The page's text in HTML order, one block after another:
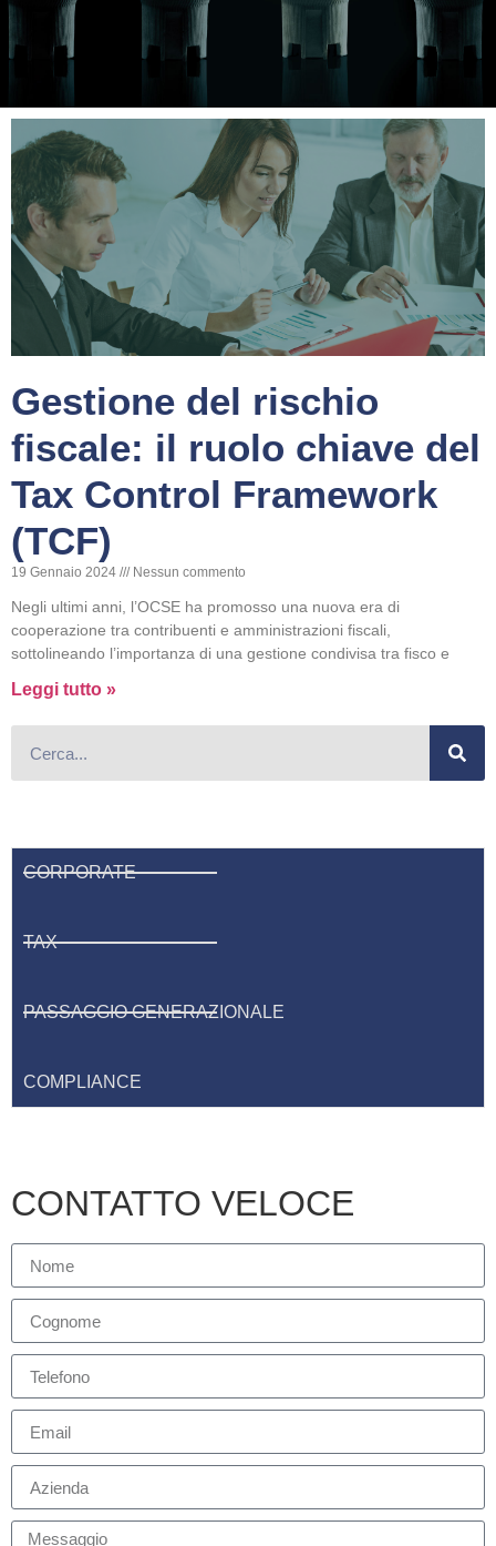
Gestione del rischio
fiscale: il ruolo chiave del
Tax Control Framework
(TCF)
19 Gennaio 2024 Nessun commento
Negli ultimi anni, l’OCSE ha promosso una nuova era di
cooperazione tra contribuenti e amministrazioni fiscali,
sottolineando l’importanza di una gestione condivisa tra fisco e
Leggi tutto »
CORPORATE
TAX
PASSAGGIO GENERAZIONALE
COMPLIANCE
CONTATTO VELOCE